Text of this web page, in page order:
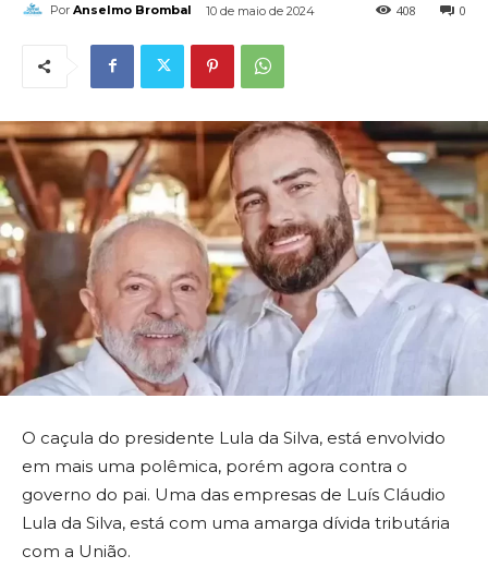
Por Anselmo Brombal 10 de maio de 2024 0
408
O caçula do presidente Lula da Silva, está envolvido
em mais uma polêmica, porém agora contra o
governo do pai. Uma das empresas de Luís Cláudio
Lula da Silva, está com uma amarga dívida tributária
com a União.